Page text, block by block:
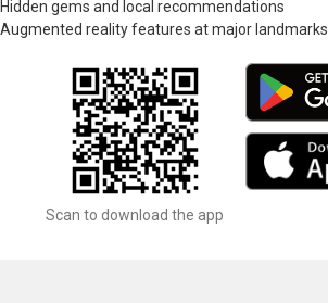
Hidden gems and local recommendations
Augmented reality features at major landmarks
Scan to download the app